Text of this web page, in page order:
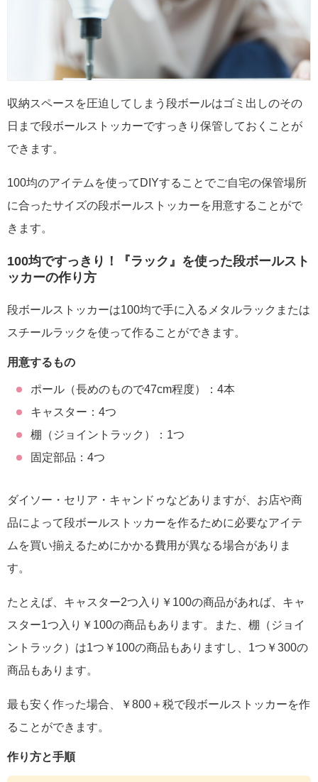
収納スペースを圧迫してしまう段ボールはゴミ出しのその
日まで段ボールストッカーですっきり保管しておくことが
できます。
100均のアイテムを使ってDIYすることでご自宅の保管場所
に合ったサイズの段ボールストッカーを用意することがで
きます。
100均ですっきり！『ラック』を使った段ボールスト
ッカーの作り方
段ボールストッカーは100均で手に入るメタルラックまたは
スチールラックを使って作ることができます。
用意するもの
ポール（長めのもので47cm程度）：4本
キャスター：4つ
棚（ジョイントラック）：1つ
固定部品：4つ
ダイソー・セリア・キャンドゥなどありますが、お店や商
品によって段ボールストッカーを作るために必要なアイテ
ムを買い揃えるためにかかる費用が異なる場合がありま
す。
たとえば、キャスター2つ入り￥100の商品があれば、キャ
スター1つ入り￥100の商品もあります。また、棚（ジョイ
ントラック）は1つ￥100の商品もありますし、1つ￥300の
商品もあります。
最も安く作った場合、￥800＋税で段ボールストッカーを作
ることができます。
作り方と手順